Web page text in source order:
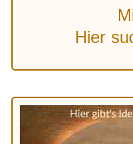
Hier